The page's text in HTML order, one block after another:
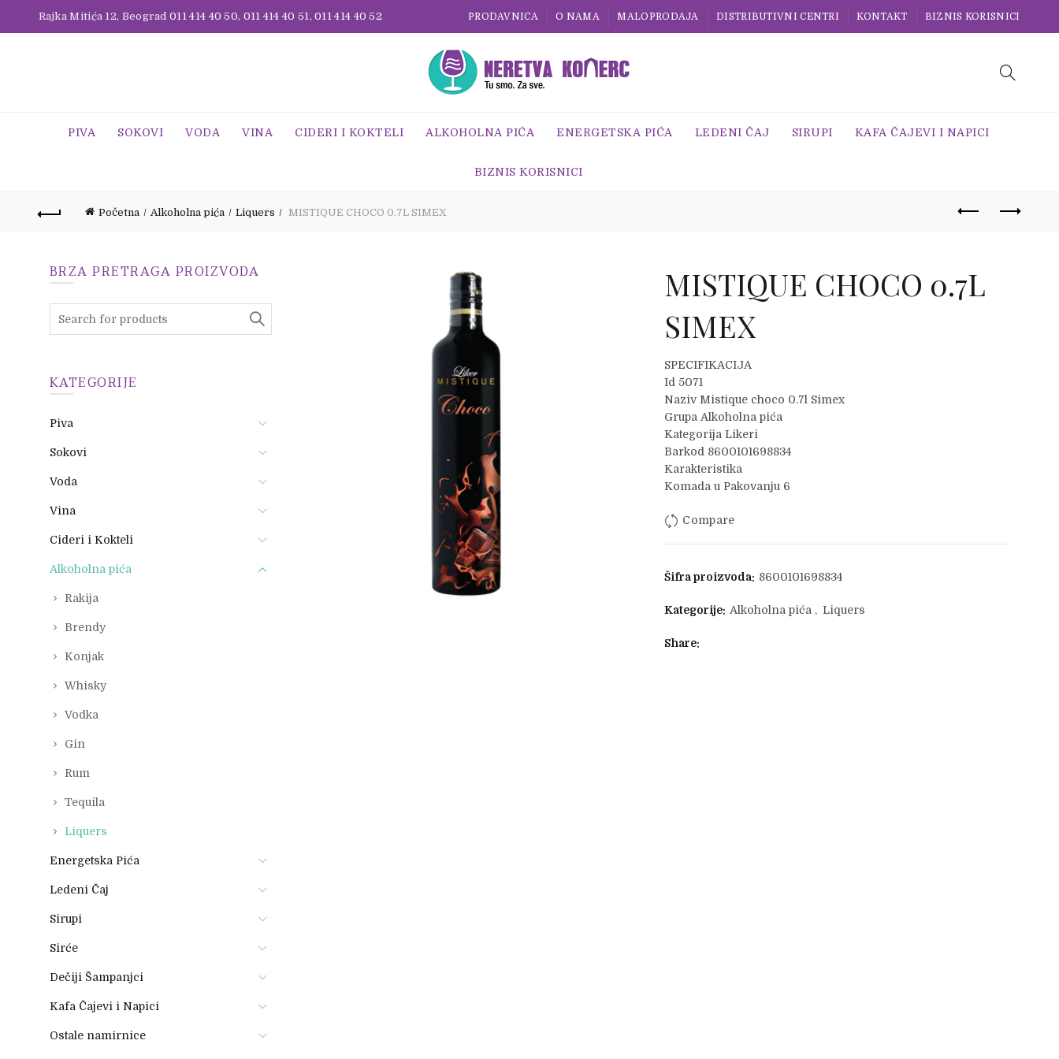
Rajka Mitića 12, Beograd011 414 40 50, 011 414 40 51,011 414 40 52 PRODAVNICA O NAMA MALOPRODAJA DISTRIBUTIVNI CENTRI KONTAKT BIZNIS KORISNICI
PIVA SOKOVI VODA VINA CIDERI I KOKTELI ALKOHOLNA PIĆA ENERGETSKA PIĆA LEDENI ČAJ SIRUPI KAFA ČAJEVI I NAPICI
BIZNIS KORISNICI
Početna Alkoholna pića Liquers MISTIQUE CHOCO 0.7L SIMEX
MISTIQUE CHOCO 0.7L
SIMEX
SPECIFIKACIJA
Id 5071
Naziv Mistique choco 0.7l Simex
Grupa Alkoholna pića
Kategorija Likeri
Barkod 8600101698834
Karakteristika
Komada u Pakovanju 6
Compare
Šifra proizvoda: 8600101698834
Kategorije: Alkoholna pića , Liquers
Share
BRZA PRETRAGA PROIZVODA
KATEGORIJE
Piva
Sokovi
Voda
Vina
Cideri i Kokteli
Alkoholna pića
Rakija
Brendy
Konjak
Whisky
Vodka
Gin
Rum
Tequila
Liquers
Energetska Pića
Ledeni Čaj
Sirupi
Sirće
Dečiji Šampanjci
Kafa Čajevi i Napici
Ostale namirnice